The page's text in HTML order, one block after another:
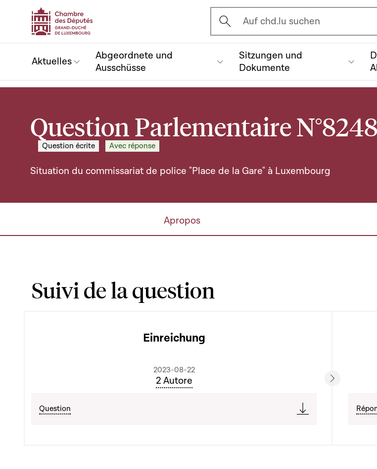
Ouvrir l'écran de recherche
Auf chd.lu suchen
Aktuelles
Abgeordnete und
Ausschüsse
Sitzungen und
Dokumente
Question Parlementaire N°8248
Question écrite Avec réponse
Situation du commissariat de police "Place de la Gare" à Luxembourg
Apropos
Suivi de la question
Einreichung
2023-08-22
2 Autore
Question